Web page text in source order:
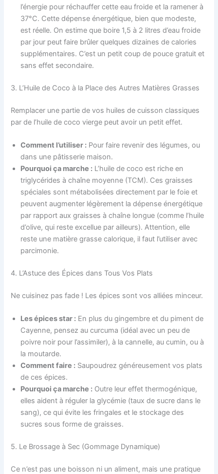
l’énergie pour réchauffer cette eau froide et la ramener à
37°C. Cette dépense énergétique, bien que modeste,
est réelle. On estime que boire 1,5 à 2 litres d’eau froide
par jour peut faire brûler quelques dizaines de calories
supplémentaires. C’est un petit coup de pouce gratuit et
sans effet secondaire.
3. L’Huile de Coco à la Place des Autres Matières Grasses
Remplacer une partie de vos huiles de cuisson classiques
par de l’huile de coco vierge peut avoir un petit effet.
Comment l’utiliser : Pour faire revenir des légumes, ou
dans une pâtisserie maison.
Pourquoi ça marche : L’huile de coco est riche en
triglycérides à chaîne moyenne (TCM). Ces graisses
spéciales sont métabolisées directement par le foie et
peuvent augmenter légèrement la dépense énergétique
par rapport aux graisses à chaîne longue (comme l’huile
d’olive, qui reste excellue par ailleurs). Attention, elle
reste une matière grasse calorique, il faut l’utiliser avec
parcimonie.
4. L’Astuce des Épices dans Tous Vos Plats
Ne cuisinez pas fade ! Les épices sont vos alliées minceur.
Les épices star : En plus du gingembre et du piment de
Cayenne, pensez au curcuma (idéal avec un peu de
poivre noir pour l’assimiler), à la cannelle, au cumin, ou à
la moutarde.
Comment faire : Saupoudrez généreusement vos plats
de ces épices.
Pourquoi ça marche : Outre leur effet thermogénique,
elles aident à réguler la glycémie (taux de sucre dans le
sang), ce qui évite les fringales et le stockage des
sucres sous forme de graisses.
5. Le Brossage à Sec (Gommage Dynamique)
Ce n’est pas une boisson ni un aliment, mais une pratique